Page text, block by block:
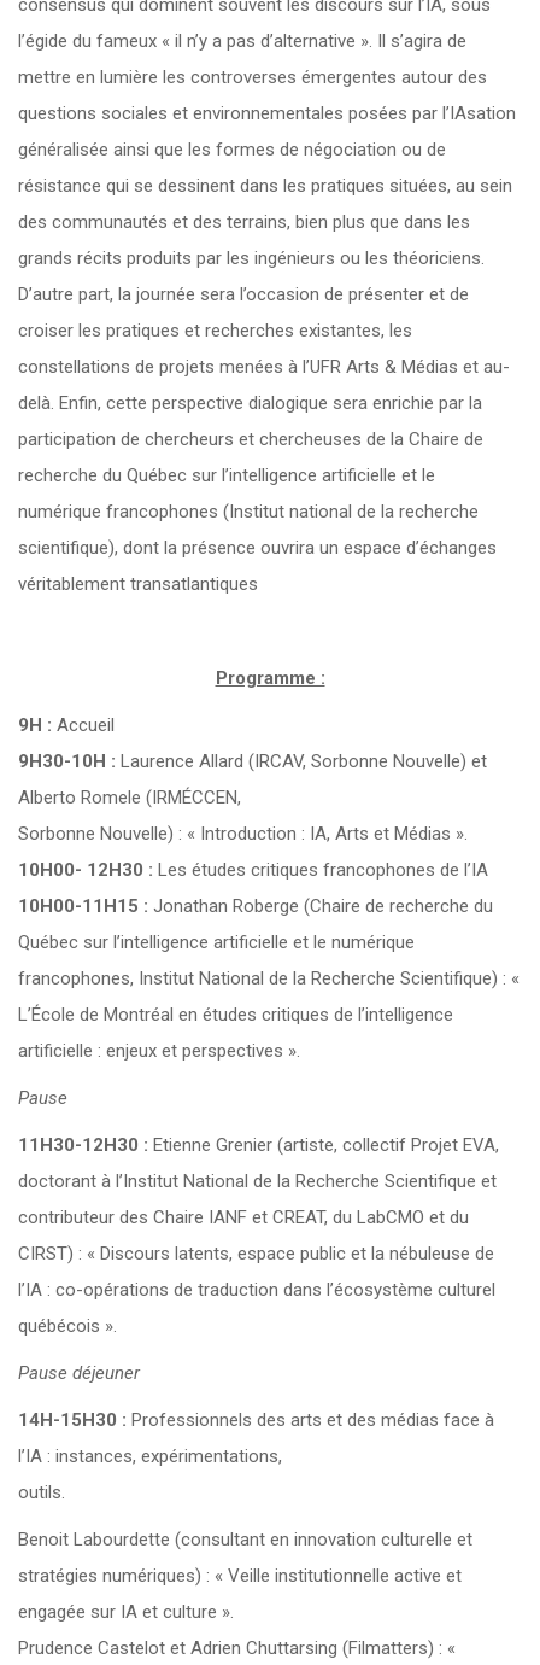
consensus qui dominent souvent les discours sur l’IA, sous
l’égide du fameux « il n’y a pas d’alternative ». Il s’agira de
mettre en lumière les controverses émergentes autour des
questions sociales et environnementales posées par l’IAsation
généralisée ainsi que les formes de négociation ou de
résistance qui se dessinent dans les pratiques situées, au sein
des communautés et des terrains, bien plus que dans les
grands récits produits par les ingénieurs ou les théoriciens.
D’autre part, la journée sera l’occasion de présenter et de
croiser les pratiques et recherches existantes, les
constellations de projets menées à l’UFR Arts & Médias et au-
delà. Enfin, cette perspective dialogique sera enrichie par la
participation de chercheurs et chercheuses de la Chaire de
recherche du Québec sur l’intelligence artificielle et le
numérique francophones (Institut national de la recherche
scientifique), dont la présence ouvrira un espace d’échanges
véritablement transatlantiques
Programme :
9H : Accueil
9H30-10H : Laurence Allard (IRCAV, Sorbonne Nouvelle) et
Alberto Romele (IRMÉCCEN,
Sorbonne Nouvelle) : « Introduction : IA, Arts et Médias ».
10H00- 12H30 : Les études critiques francophones de l’IA
10H00-11H15 : Jonathan Roberge (Chaire de recherche du
Québec sur l’intelligence artificielle et le numérique
francophones, Institut National de la Recherche Scientifique) : «
L’École de Montréal en études critiques de l’intelligence
artificielle : enjeux et perspectives ».
Pause
11H30-12H30 : Etienne Grenier (artiste, collectif Projet EVA,
doctorant à l’Institut National de la Recherche Scientifique et
contributeur des Chaire IANF et CREAT, du LabCMO et du
CIRST) : « Discours latents, espace public et la nébuleuse de
l’IA : co-opérations de traduction dans l’écosystème culturel
québécois ».
Pause déjeuner
14H-15H30 : Professionnels des arts et des médias face à
l’IA : instances, expérimentations,
outils.
Benoit Labourdette (consultant en innovation culturelle et
stratégies numériques) : « Veille institutionnelle active et
engagée sur IA et culture ».
Prudence Castelot et Adrien Chuttarsing (Filmatters) : «